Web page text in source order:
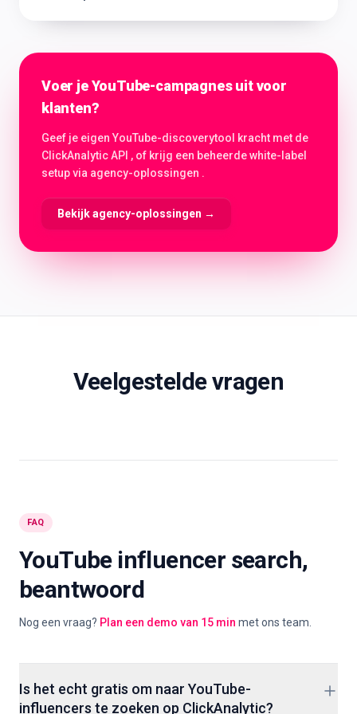
Voer je YouTube-campagnes uit voor
klanten?
Geef je eigen YouTube-discoverytool kracht met de
ClickAnalytic API , of krijg een beheerde white-label
setup via agency-oplossingen .
Bekijk agency-oplossingen →
Veelgestelde vragen
FAQ
YouTube influencer search,
beantwoord
Nog een vraag? Plan een demo van 15 min met ons team.
Is het echt gratis om naar YouTube-
influencers te zoeken op ClickAnalytic?